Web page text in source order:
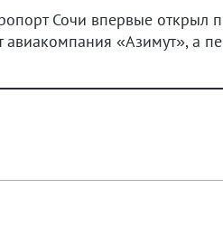
Сочи впервые открыл
«Азимут», а